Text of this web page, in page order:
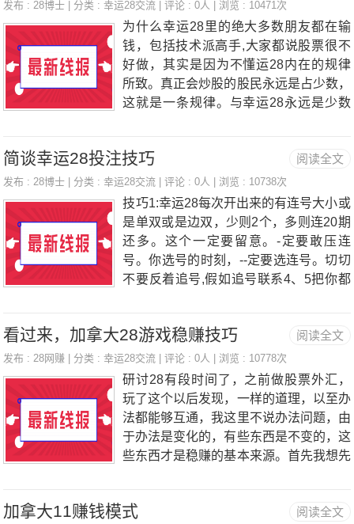
发布 :28博士 | 分类 :幸运28交流 | 评论 : 0人 | 浏览 : 10471次
为什么幸运28里的绝大多数朋友都在输
钱，包括技术派高手,大家都说股票很不
好做，其实是因为不懂运28内在的规律
所致。真正会炒股的股民永远是占少数，
这就是一条规律。与幸运28永远是少数
内在本质的，懂得克服人性弱点的少数实
力派，才能对幸运28的运行规律了如指
掌。幸运28的运行和发展是很有规律
的，而且绝大多数幸运28的规律和看盘
的学问，都蕴含在幸运281以外的人类文
明发展的规律里。有-个钟表定理,好像真
的是有威力的，世上的知识和规律是学无
盘准确性的实质。谁如果能把自己知道的
点皮毛运用到了幸运28,他就可能成为幸
运
阅读全文
简谈幸运28投注技巧
发布 :28博士 | 分类 :幸运28交流 | 评论 : 0人 | 浏览 : 10738次
技巧1:幸运28每次开出来的有连号大小或
是单双或是边双，少则2个，多则连20期
还多。这个一定要留意。-定要敢压连
号。你选号的时刻，--定要选连号。切切
不要反着追号,假如追号联系4、5把你都
你中一-把也白费。很多在幸运28上开奖5
连后的同伙都这么告诉我的，他们一般都
是追连号中的。 技巧2:看好两号就适当
全部押中，--定要有认为的时刻。因为只
有这样才不会犹犹豫豫，以至于失足。技
巧3:还有,你长关注的一-组号码中，奇号
出的多照样偶号出的多。这样你可以适当
个号。技巧5:看准机会压集中的号码,这
阅读全文
看过来，加拿大28游戏稳赚技巧
发布 :28网赚 | 分类 :幸运28交流 | 评论 : 0人 | 浏览 : 10778次
研讨28有段时间了，之前做股票外汇，
玩了这个以后发现，一样的道理，以至办
法都能够互通，我这里不说办法问题，由
于办法是变化的，有些东西是不变的，这
些东西才是稳赚的基本来源。首先我想先
稳赚每个人都想，但毕竟不属于大多数
阅读全文
加拿大11赚钱模式